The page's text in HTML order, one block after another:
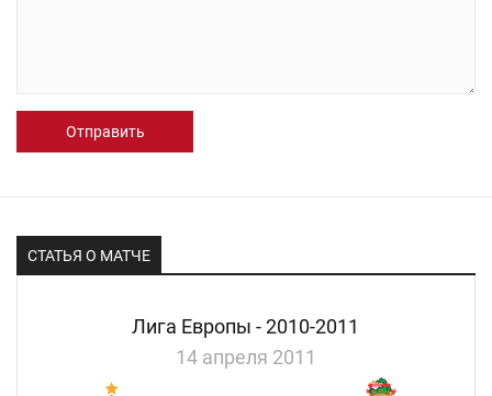
Отправить
СТАТЬЯ О МАТЧЕ
Лига Европы - 2010-2011
14 апреля 2011